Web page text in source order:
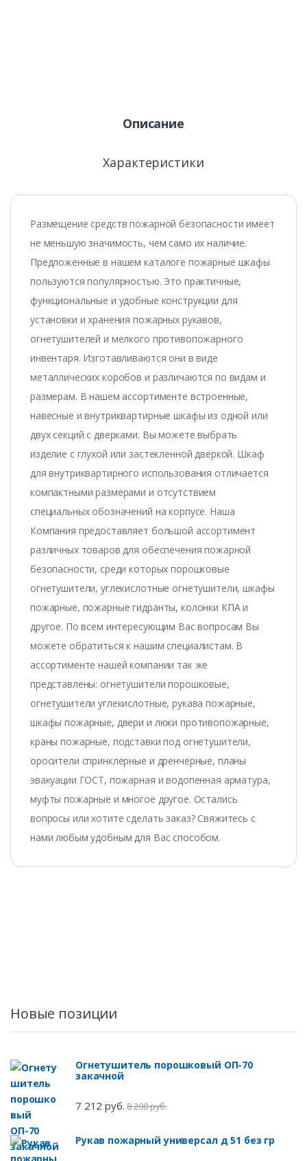
Описание
Характеристики
Размещение средств пожарной безопасности имеет
не меньшую значимость, чем само их наличие.
Предложенные в нашем каталоге пожарные шкафы
пользуются популярностью. Это практичные,
функциональные и удобные конструкции для
установки и хранения пожарных рукавов,
огнетушителей и мелкого противопожарного
инвентаря. Изготавливаются они в виде
металлических коробов и различаются по видам и
размерам. В нашем ассортименте встроенные,
навесные и внутриквартирные шкафы из одной или
двух секций с дверками. Вы можете выбрать
изделие с глухой или застекленной дверкой. Шкаф
для внутриквартирного использования отличается
компактными размерами и отсутствием
специальных обозначений на корпусе. Наша
Компания предоставляет большой ассортимент
различных товаров для обеспечения пожарной
безопасности, среди которых порошковые
огнетушители, углекислотные огнетушители, шкафы
пожарные, пожарные гидранты, колонки КПА и
другое. По всем интересующим Вас вопросам Вы
можете обратиться к нашим специалистам. В
ассортименте нашей компании так же
представлены: огнетушители порошковые,
огнетушители углекислотные, рукава пожарные,
шкафы пожарные, двери и люки противопожарные,
краны пожарные, подставки под огнетушители,
оросители спринклерные и дренчерные, планы
эвакуации ГОСТ, пожарная и водопенная арматура,
муфты пожарные и многое другое. Остались
вопросы или хотите сделать заказ? Свяжитесь с
нами любым удобным для Вас способом.
Новые позиции
Огнетушитель порошковый ОП-70
закачной
7 212 руб. 8 200 руб.
Рукав пожарный универсал д 51 без гр